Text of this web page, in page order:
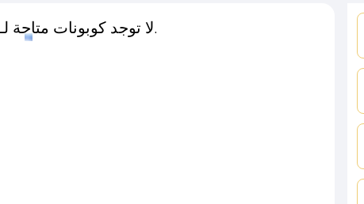
لا توجد كوبونات متاحة لـهذا المتجر حاليًا.